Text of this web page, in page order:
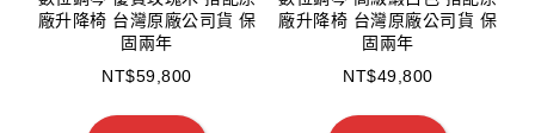
廠升降椅 台灣原廠公司貨 保
固兩年
NT$59,800
廠升降椅 台灣原廠公司貨 保
固兩年
NT$49,800